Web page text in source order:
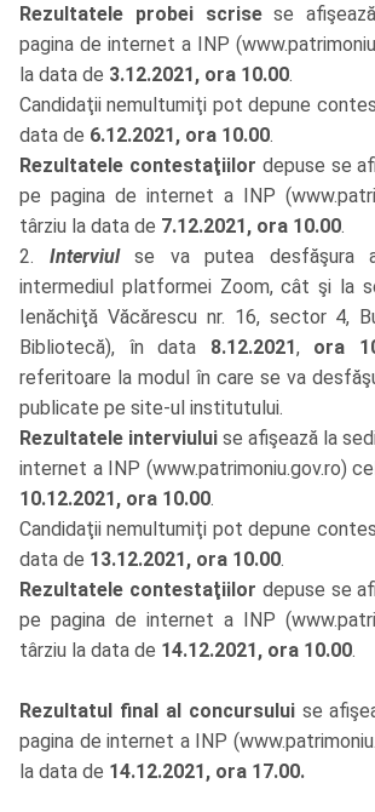
Rezultatele probei scrisese
pagina de internet a INP (
la data de 3.12.2021, ora 10.00.
Candidaţii nemultumiţi pot depune
data de 6.12.2021, ora 10.00.
Rezultatele contestaţiilor depuse se
pe pagina de internet a INP (
târziu la data de 7.12.2021, ora 10.00.
2. Interviul se va putea desfăşura
intermediul platformei Zoom, cât şi la
Ienăchiţă Văcărescu nr. 16, sector 4,
Bibliotecă), în data 8.12.2021, ora
referitoare la modul în care se va
publicate pe site-ul institutului.
Rezultatele interviului se afişează la
internet a INP (www.patrimoniu.gov.ro)
10.12.2021, ora 10.00.
Candidaţii nemultumiţi pot depune
data de 13.12.2021, ora 10.00.
Rezultatele contestaţiilor depuse se
pe pagina de internet a INP (
târziu la data de 14.12.2021, ora 10.00.
Rezultatul final al concursuluise
pagina de internet a INP (
la data de 14.12.2021, ora 17.00.